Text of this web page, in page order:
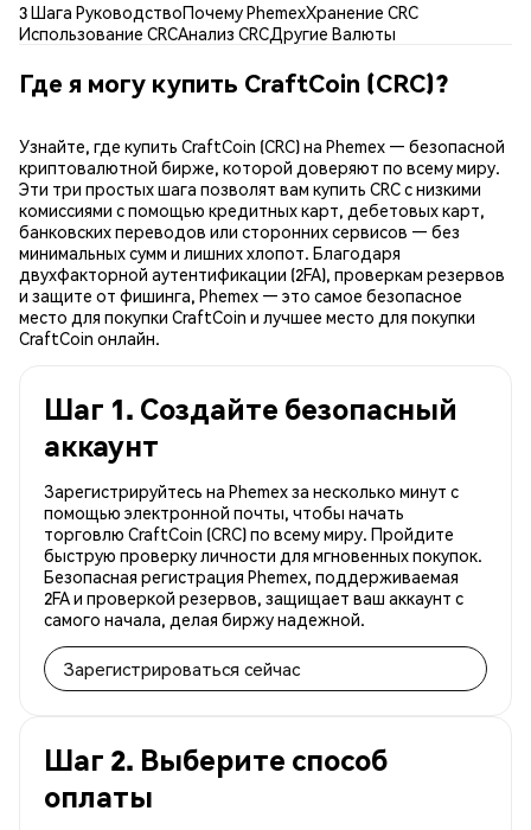
3 Шага РуководствоПочему PhemexХранение CRC
Использование CRCАнализ CRCДругие Валюты
Где я могу купить CraftCoin (CRC)?
Узнайте, где купить CraftCoin (CRC) на Phemex — безопасной
криптовалютной бирже, которой доверяют по всему миру.
Эти три простых шага позволят вам купить CRC с низкими
комиссиями с помощью кредитных карт, дебетовых карт,
банковских переводов или сторонних сервисов — без
минимальных сумм и лишних хлопот. Благодаря
двухфакторной аутентификации (2FA), проверкам резервов
и защите от фишинга, Phemex — это самое безопасное
место для покупки CraftCoin и лучшее место для покупки
CraftCoin онлайн.
Шаг 1. Создайте безопасный
аккаунт
Зарегистрируйтесь на Phemex за несколько минут с
помощью электронной почты, чтобы начать
торговлю CraftCoin (CRC) по всему миру. Пройдите
быструю проверку личности для мгновенных покупок.
Безопасная регистрация Phemex, поддерживаемая
2FA и проверкой резервов, защищает ваш аккаунт с
самого начала, делая биржу надежной.
Зарегистрироваться сейчас
Шаг 2. Выберите способ
оплаты